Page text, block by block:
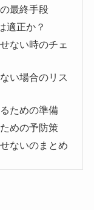
最終手段
適正か？
ない時のチェ
い場合のリス
ための準備
めの予防策
ないのまとめ